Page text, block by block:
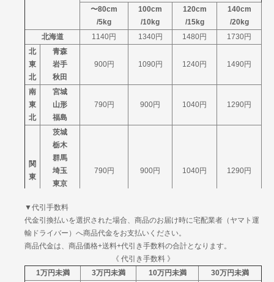
愛媛
高知
1360円 1670円 2085円
九
州
福岡
佐賀
長崎
熊本
大分
宮崎
鹿児島
1470円 1780円 2195円
沖縄
〜80cm
/5kg
100cm
/10kg
120cm
/15kg
140cm
/20kg
北海道
1140円 1340円 1480円
1730円
北
東
北
青森
岩手
秋田
900円 1090円 1240円 1490円
南
東
北
宮城
山形
福島
790円 900円 1040円 1290円
関
東
茨城
栃木
群馬
埼玉
東京
山梨
790円 900円 1040円 1290円
信
越
新潟
長野
790円 900円
富山
石川
福井
790円 900円 1040円 1290円
▼代引手数料
代金引換払いを選択された場合、商品のお届け時に宅配業者（ヤマト運
輸ドライバー）へ商品代金をお支払いください。
商品代金は、商品価格+送料+代引き手数料の合計となります。
《 代引き手数料 》
1万円未満
3万円未満 10万円未満
30万円未満